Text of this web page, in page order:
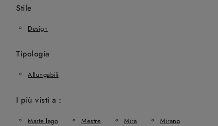
Stile
Design
Tipologia
Allungabili
I più visti a :
Martellago Mestre Mira Mirano